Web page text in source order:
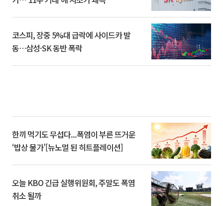
코스피, 장중 5%대 급락에 사이드카 발
동…삼성·SK 동반 폭락
한끼 먹기도 무섭다...폭염이 부른 뜨거운
‘밥상 물가’[뉴노멀 된 히트플레이션]
오늘 KBO 긴급 실행위원회, 주말도 폭염
취소 될까